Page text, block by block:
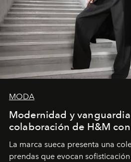
MODA
Modernidad y
colaboración de H&M con
La marca sueca presenta una
prendas que evocan